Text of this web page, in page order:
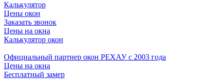
Калькулятор
Цены окон
Заказать звонок
Цены на окна
Калькулятор окон
Официальный партнер окон РЕХАУ с 2003 года
Цены на окна
Бесплатный замер